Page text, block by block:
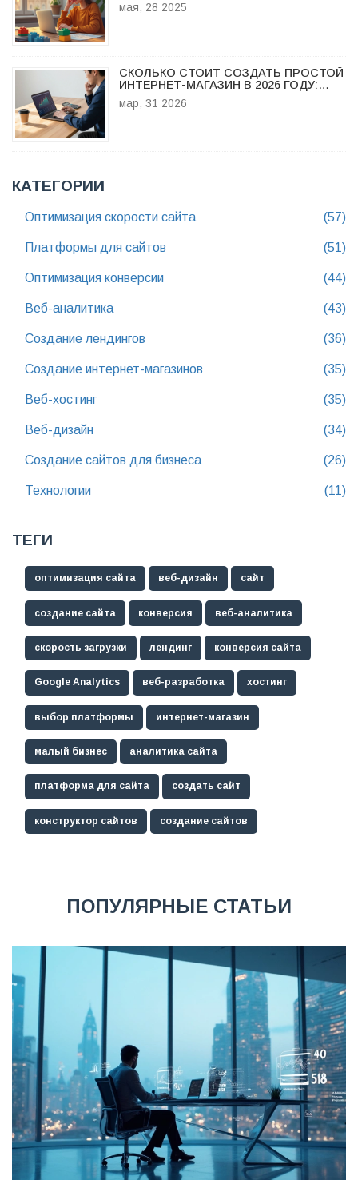
мая, 28 2025
СКОЛЬКО СТОИТ СОЗДАТЬ ПРОСТОЙ
ИНТЕРНЕТ-МАГАЗИН В 2026 ГОДУ:
РЕАЛЬНЫЕ ЦЕНЫ И СКРЫТЫЕ
РАСХОДЫ
мар, 31 2026
КАТЕГОРИИ
Оптимизация скорости сайта (57)
Платформы для сайтов (51)
Оптимизация конверсии (44)
Веб-аналитика (43)
Создание лендингов (36)
Создание интернет-магазинов (35)
Веб-хостинг (35)
Веб-дизайн (34)
Создание сайтов для бизнеса (26)
Технологии (11)
ТЕГИ
оптимизация сайта веб-дизайн сайт
создание сайта конверсия веб-аналитика
скорость загрузки лендинг конверсия сайта
Google Analytics веб-разработка хостинг
выбор платформы интернет-магазин
малый бизнес аналитика сайта
платформа для сайта создать сайт
конструктор сайтов создание сайтов
ПОПУЛЯРНЫЕ СТАТЬИ